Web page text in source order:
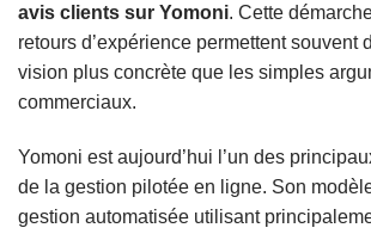
avis clients sur Yomoni. Cette
retours d’expérience permettent souvent
vision plus concrète que les simples
commerciaux.
Yomoni est aujourd’hui l’un des
de la gestion pilotée en ligne. Son
gestion automatisée utilisant